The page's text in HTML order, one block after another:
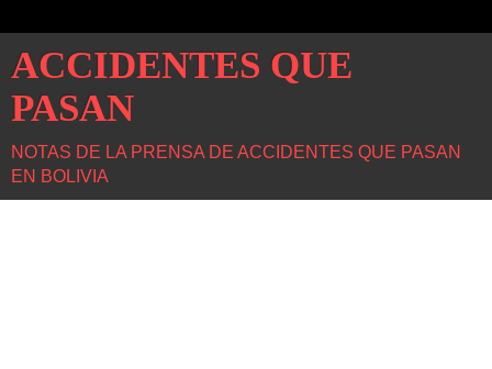
ACCIDENTES QUE
PASAN
NOTAS DE LA PRENSA DE ACCIDENTES QUE PASAN
EN BOLIVIA